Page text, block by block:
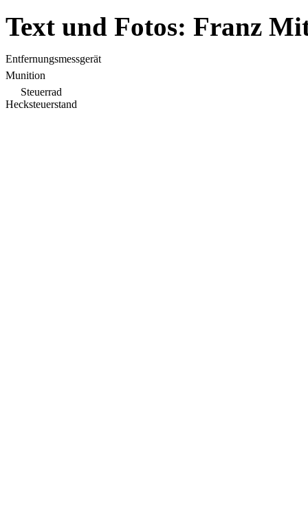
Text und Fotos: Franz
Entfernungsmessgerät
Munition
Steuerrad
Hecksteuerstand